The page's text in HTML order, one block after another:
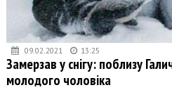
09.02.2021 13:25
Замерзав у снігу: поблизу
молодого чоловіка